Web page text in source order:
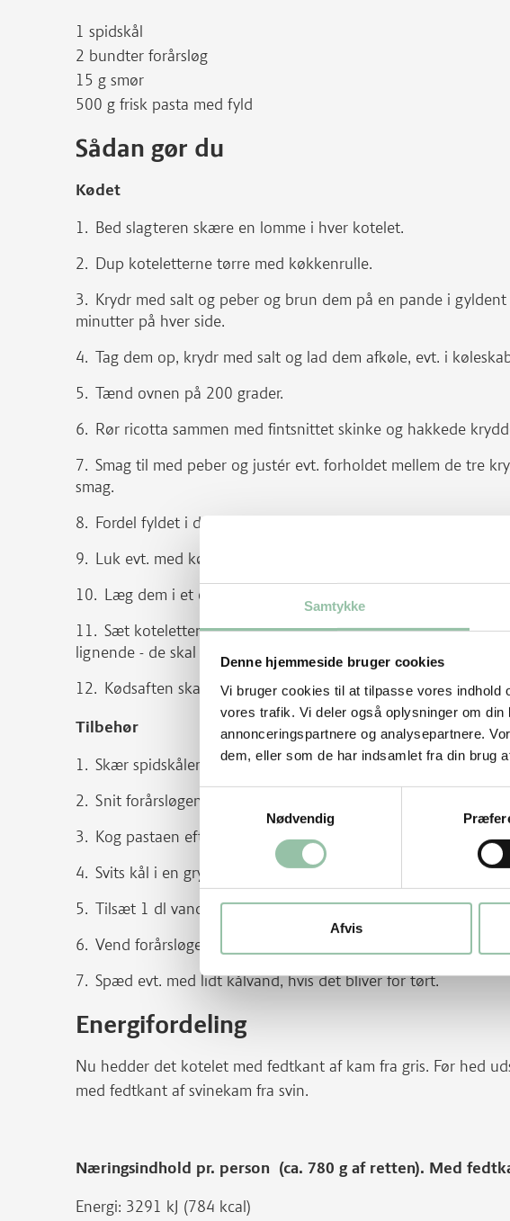
Samtykke
Denne hjemmeside bruger cookies
Vi bruger cookies til at tilpasse vores indhold
vores trafik. Vi deler også oplysninger om
annonceringspartnere og analysepartnere.
dem, eller som de har indsamlet fra din brug
Samtykkevalg
Nødvendig
Afvis
1 spidskål
2 bundter forårsløg
15 g smør
500 g frisk pasta med fyld
Sådan gør du
Kødet
Bed slagteren skære en lomme i hver kotelet.
Dup koteletterne tørre med køkkenrulle.
Krydr med salt og peber og brun dem på en pande i
minutter på hver side.
Tag dem op, krydr med salt og lad dem afkøle, evt. i
Tænd ovnen på 200 grader.
Rør ricotta sammen med fintsnittet skinke og hakkede
Smag til med peber og justér evt. forholdet mellem de tre
smag.
Fordel fyldet i de fire koteletter, evt. med en sprøjtepose.
Luk evt. med kødnåle.
Læg dem i et ovnfast fad.
Sæt koteletterne i ovnen - de skal have 14-16 minutter;
lignende - de skal være lige netop gennemstegte.
Kødsaften skal være klar.
Tilbehør
Skær spidskålen i kvarte, fjern stokken og skær kålen groft
Snit forårsløgene lidt på skrå.
Kog pastaen efter pakkens anvisning.
Svits kål i en gryde med smør.
Tilsæt 1 dl vand og lad det dampe ca. 5 minutter.
Vend forårsløgene og den afdryppede pasta i kålen og smag
Spæd evt. med lidt kålvand, hvis det bliver for tørt.
Energifordeling
Nu hedder det kotelet med fedtkant af kam fra gris. Før hed
med fedtkant af svinekam fra svin.
Næringsindhold pr. person (ca. 780 g af retten). Med
Energi: 3291 kJ (784 kcal)